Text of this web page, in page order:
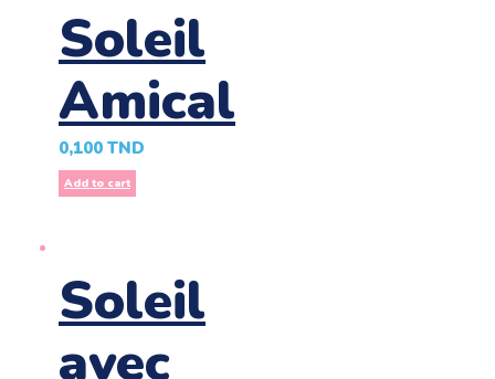
Soleil
Amical
0,100 TND
Add to cart
Soleil
avec